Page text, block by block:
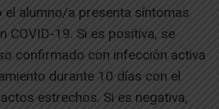
el alumno/a presenta síntomas
COVID-19. Si es positiva, se
confirmado con infección activa
durante 10 días con el
estrechos. Si es negativa,